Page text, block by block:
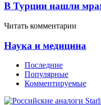
В Турции нашли
Читать комментарии
Наука и медицина
Последние
Популярные
Комментируемые